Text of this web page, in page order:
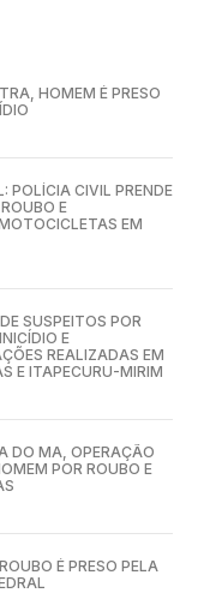
HOMEM É PRESO
POLÍCIA CIVIL PRENDE
E
EM
SUSPEITOS POR
E
REALIZADAS EM
E ITAPECURU-MIRIM
DO MA, OPERAÇÃO
POR ROUBO E
É PRESO PELA